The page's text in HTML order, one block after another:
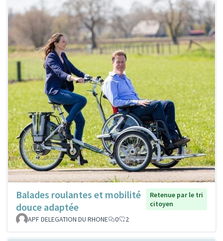
Balades roulantes et mobilité
douce adaptée
Retenue par le tri
citoyen
APF DELEGATION DU RHONE
0 2